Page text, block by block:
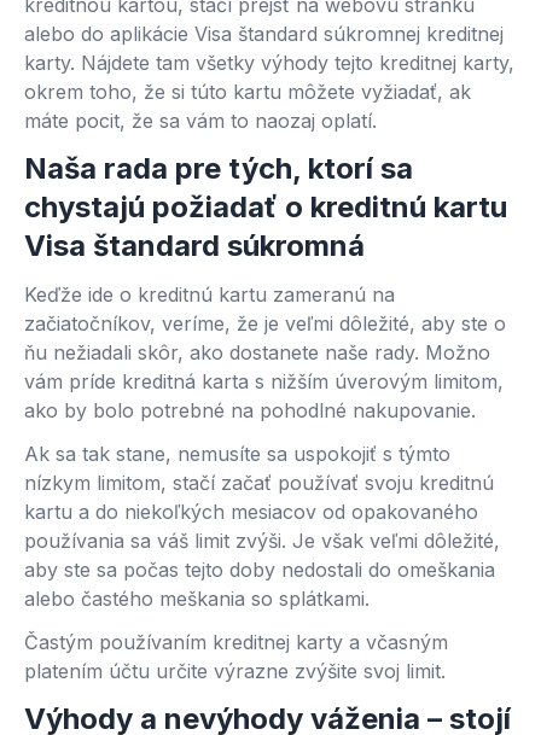
alebo do aplikácie Visa štandard súkromnej kreditnej
karty. Nájdete tam všetky výhody tejto kreditnej karty,
okrem toho, že si túto kartu môžete vyžiadať, ak
máte pocit, že sa vám to naozaj oplatí.
Naša rada pre tých, ktorí sa
chystajú požiadať o kreditnú kartu
Visa štandard súkromná
Keďže ide o kreditnú kartu zameranú na
začiatočníkov, veríme, že je veľmi dôležité, aby ste o
ňu nežiadali skôr, ako dostanete naše rady. Možno
vám príde kreditná karta s nižším úverovým limitom,
ako by bolo potrebné na pohodlné nakupovanie.
Ak sa tak stane, nemusíte sa uspokojiť s týmto
nízkym limitom, stačí začať používať svoju kreditnú
kartu a do niekoľkých mesiacov od opakovaného
používania sa váš limit zvýši. Je však veľmi dôležité,
aby ste sa počas tejto doby nedostali do omeškania
alebo častého meškania so splátkami.
Častým používaním kreditnej karty a včasným
platením účtu určite výrazne zvýšite svoj limit.
Výhody a nevýhody váženia – stojí